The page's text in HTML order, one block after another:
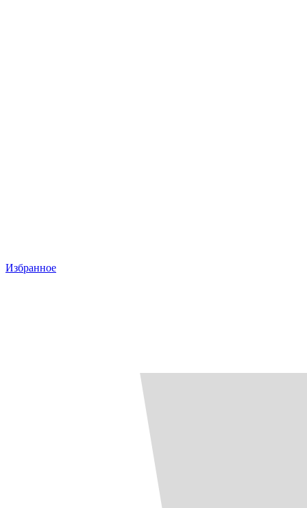
Избранное